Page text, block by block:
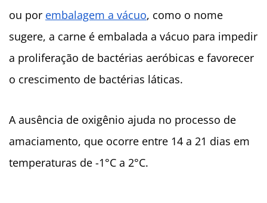
ou por embalagem a vácuo, como o nome
sugere, a carne é embalada a vácuo para impedir
a proliferação de bactérias aeróbicas e favorecer
o crescimento de bactérias láticas.
A ausência de oxigênio ajuda no processo de
amaciamento, que ocorre entre 14 a 21 dias em
temperaturas de -1°C a 2°C.